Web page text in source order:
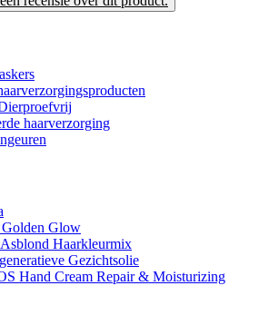
haarverzorging
Glow
Haarkleurmix
Gezichtsolie
Hand Cream Repair & Moisturizing